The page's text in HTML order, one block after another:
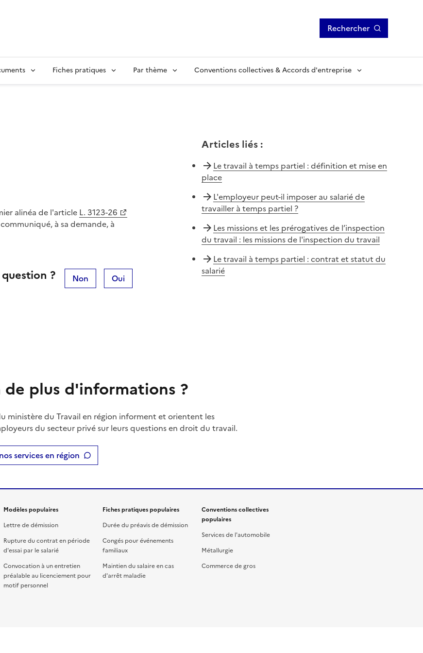
Rechercher
Fiches pratiques Par thème Conventions collectives & Accords d'entreprise
alinéa de l'article L. 3123-26
à sa demande, à
? Non Oui
Articles liés:
Le travail à temps partiel : définition et mise en
place
L'employeur peut-il imposer au salarié de
travailler à temps partiel ?
Les missions et les prérogatives de l’inspection
du travail : les missions de l'inspection du travail
Le travail à temps partiel : contrat et statut du
salarié
de plus d'informations ?
ministère du Travail en région informent et orientent les
du secteur privé sur leurs questions en droit du travail.
services en région
Modèles populaires
Lettre de démission
Rupture du contrat en période
d'essai par le salarié
Convocation à un entretien
préalable au licenciement pour
motif personnel
Fiches pratiques populaires
Durée du préavis de démission
Congés pour événements
familiaux
Maintien du salaire en cas
d'arrêt maladie
Conventions collectives
populaires
Services de l'automobile
Métallurgie
Commerce de gros